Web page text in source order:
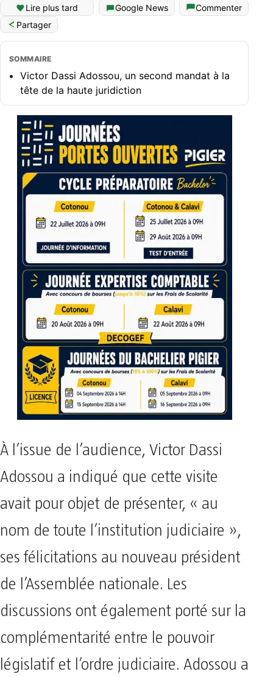
Lire plus tard Google News
Commenter
Partager
SOMMAIRE
Victor Dassi Adossou, un second mandat à la
tête de la haute juridiction
À l’issue de l’audience, Victor Dassi
Adossou a indiqué que cette visite
avait pour objet de présenter, « au
nom de toute l’institution judiciaire »,
ses félicitations au nouveau président
de l’Assemblée nationale. Les
discussions ont également porté sur la
complémentarité entre le pouvoir
législatif et l’ordre judiciaire. Adossou a